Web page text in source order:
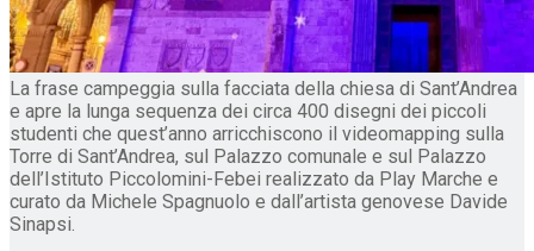
La frase campeggia sulla facciata della chiesa di Sant’Andrea
e apre la lunga sequenza dei circa 400 disegni dei piccoli
studenti che quest’anno arricchiscono il videomapping sulla
Torre di Sant’Andrea, sul Palazzo comunale e sul Palazzo
dell’Istituto Piccolomini-Febei realizzato da Play Marche e
curato da Michele Spagnuolo e dall’artista genovese Davide
Sinapsi.